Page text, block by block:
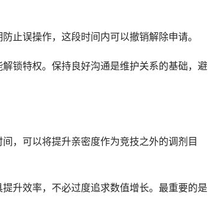
止误操作，这段时间内可以撤销解除申请。
锁特权。保持良好沟通是维护关系的基础，避
，可以将提升亲密度作为竞技之外的调剂目
升效率，不必过度追求数值增长。最重要的是